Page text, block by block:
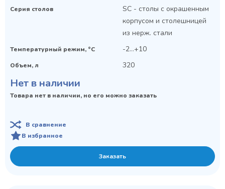
Серия столов
SC - столы с окрашенным
корпусом и столешницей
из нерж. стали
Температурный режим, °C -2...+10
Объем, л 320
Нет в наличии
Товара нет в наличии, но его можно заказать
В сравнение
В избранное
Заказать